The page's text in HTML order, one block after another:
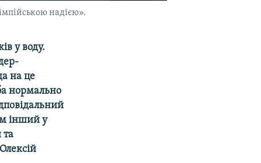
надією».
у воду.
на це
нормально
інший у
та